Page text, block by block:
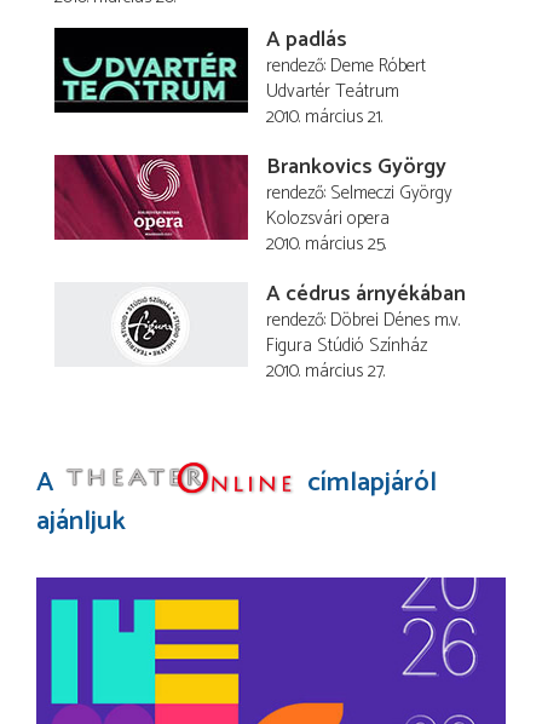
A padlás
rendező Deme Róbert
Udvartér Teátrum
2010. március 21.
Brankovics György
rendező Selmeczi György
Kolozsvári opera
2010. március 25.
A cédrus árnyékában
rendező Döbrei Dénes m.v.
Figura Stúdió Színház
2010. március 27.
A
címlapjáról
ajánljuk